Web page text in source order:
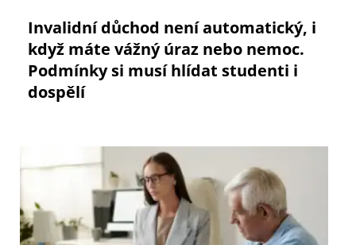
Invalidní důchod není automatický, i
když máte vážný úraz nebo nemoc.
Podmínky si musí hlídat studenti i
dospělí